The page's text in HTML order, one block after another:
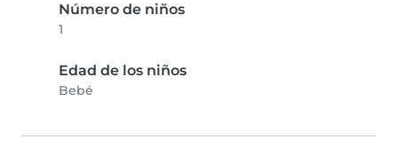
Número de niños
1
Edad de los niños
Bebé